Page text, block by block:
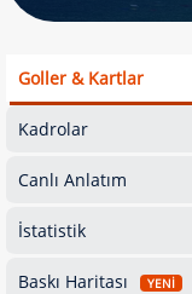
Goller & Kartlar
Kadrolar
Canlı Anlatım
İstatistik
Baskı Haritası YENİ